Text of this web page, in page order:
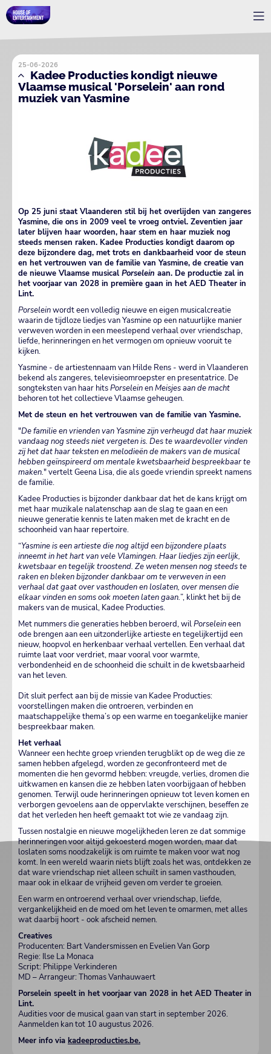
25-06-2026
Kadee Producties kondigt nieuwe
Vlaamse musical 'Porselein' aan rond
muziek van Yasmine
Op 25 juni staat Vlaanderen stil bij het overlijden van zangeres
Yasmine, die ons in 2009 veel te vroeg ontviel. Zeventien jaar
later blijven haar woorden, haar stem en haar muziek nog
steeds mensen raken. Kadee Producties kondigt daarom op
deze bijzondere dag, met trots en dankbaarheid voor de steun
en het vertrouwen van de familie van Yasmine, de creatie van
de nieuwe Vlaamse musical Porselein aan. De productie zal in
het voorjaar van 2028 in première gaan in het AED Theater in
Lint.
Porseleinwordt een volledig nieuwe en eigen musicalcreatie
waarin de tijdloze liedjes van Yasmine op een natuurlijke manier
verweven worden in een meeslepend verhaal over vriendschap,
liefde, herinneringen en het vermogen om opnieuw vooruit te
kijken.
Yasmine - de artiestennaam van Hilde Rens - werd in Vlaanderen
bekend als zangeres, televisieomroepster en presentatrice. De
songteksten van haar hitsPorseleinenMeisjes aan de macht
behoren tot het collectieve Vlaamse geheugen.
Met de steun en het vertrouwen van de familie van Yasmine.
"De familie en vrienden van Yasmine zijn verheugd dat haar muziek
vandaag nog steeds niet vergeten is. Des te waardevoller vinden
zij het dat haar teksten en melodieën de makers van de musical
hebben geïnspireerd om mentale kwetsbaarheid bespreekbaar te
maken." vertelt Geena Lisa, die als goede vriendin spreekt namens
de familie.
Kadee Producties is bijzonder dankbaar dat het de kans krijgt om
met haar muzikale nalatenschap aan de slag te gaan en een
nieuwe generatie kennis te laten maken met de kracht en de
schoonheid van haar repertoire.
“Yasmine is een artieste die nog altijd een bijzondere plaats
inneemt in het hart van vele Vlamingen. Haar liedjes zijn eerlijk,
kwetsbaar en tegelijk troostend. Ze weten mensen nog steeds te
raken en bleken bijzonder dankbaar om te verweven in een
verhaal dat gaat over vasthouden en loslaten, over mensen die
elkaar vinden en soms ook moeten laten gaan.”, klinkt het bij de
makers van de musical, Kadee Producties.
Met nummers die generaties hebben beroerd, wilPorseleineen
ode brengen aan een uitzonderlijke artieste en tegelijkertijd een
nieuw, hoopvol en herkenbaar verhaal vertellen. Een verhaal dat
ruimte laat voor verdriet, maar vooral voor warmte,
verbondenheid en de schoonheid die schuilt in de kwetsbaarheid
van het leven.
Dit sluit perfect aan bij de missie van Kadee Producties:
voorstellingen maken die ontroeren, verbinden en
maatschappelijke thema’s op een warme en toegankelijke manier
bespreekbaar maken.
Het verhaal
Wanneer een hechte groep vrienden terugblikt op de weg die ze
samen hebben afgelegd, worden ze geconfronteerd met de
momenten die hen gevormd hebben: vreugde, verlies, dromen die
uitkwamen en kansen die ze hebben laten voorbijgaan of hebben
genomen. Terwijl oude herinneringen opnieuw tot leven komen en
verborgen gevoelens aan de oppervlakte verschijnen, beseffen ze
dat het verleden hen heeft gemaakt tot wie ze vandaag zijn.
Tussen nostalgie en nieuwe mogelijkheden leren ze dat sommige
herinneringen voor altijd gekoesterd mogen worden, maar dat
loslaten soms noodzakelijk is om ruimte te maken voor wat nog
komt. In een wereld waarin niets blijft zoals het was, ontdekken ze
dat ware vriendschap niet alleen schuilt in samen vasthouden,
maar ook in elkaar de vrijheid geven om verder te groeien.
Een warm en ontroerend verhaal over vriendschap, liefde,
vergankelijkheid en de moed om het leven te omarmen, met alles
wat daarbij hoort - ook afscheid nemen.
Creatives
Producenten: Bart Vandersmissen en Evelien Van Gorp
Regie: Ilse La Monaca
Script: Philippe Verkinderen
MD – Arrangeur: Thomas Vanhauwaert
Porselein speelt in het voorjaar van 2028 in het AED Theater in
Lint.
Audities voor de musical gaan van start in september 2026.
Aanmelden kan tot 10 augustus 2026.
Meer info via kadeeproducties.be.